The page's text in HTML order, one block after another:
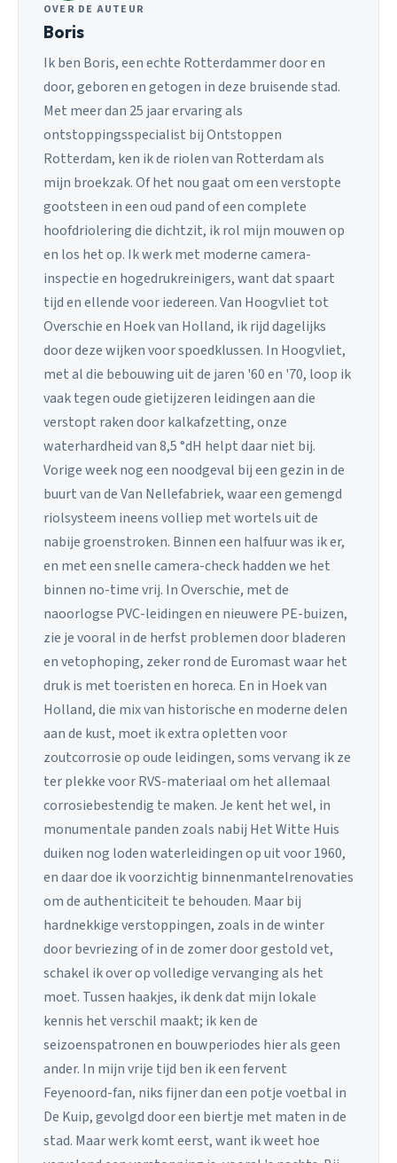
OVER DE AUTEUR
Boris
Ik ben Boris, een echte Rotterdammer door en
door, geboren en getogen in deze bruisende stad.
Met meer dan 25 jaar ervaring als
ontstoppingsspecialist bij Ontstoppen
Rotterdam, ken ik de riolen van Rotterdam als
mijn broekzak. Of het nou gaat om een verstopte
gootsteen in een oud pand of een complete
hoofdriolering die dichtzit, ik rol mijn mouwen op
en los het op. Ik werk met moderne camera-
inspectie en hogedrukreinigers, want dat spaart
tijd en ellende voor iedereen. Van Hoogvliet tot
Overschie en Hoek van Holland, ik rijd dagelijks
door deze wijken voor spoedklussen. In Hoogvliet,
met al die bebouwing uit de jaren '60 en '70, loop ik
vaak tegen oude gietijzeren leidingen aan die
verstopt raken door kalkafzetting, onze
waterhardheid van 8,5 °dH helpt daar niet bij.
Vorige week nog een noodgeval bij een gezin in de
buurt van de Van Nellefabriek, waar een gemengd
riolsysteem ineens volliep met wortels uit de
nabije groenstroken. Binnen een halfuur was ik er,
en met een snelle camera-check hadden we het
binnen no-time vrij. In Overschie, met de
naoorlogse PVC-leidingen en nieuwere PE-buizen,
zie je vooral in de herfst problemen door bladeren
en vetophoping, zeker rond de Euromast waar het
druk is met toeristen en horeca. En in Hoek van
Holland, die mix van historische en moderne delen
aan de kust, moet ik extra opletten voor
zoutcorrosie op oude leidingen, soms vervang ik ze
ter plekke voor RVS-materiaal om het allemaal
corrosiebestendig te maken. Je kent het wel, in
monumentale panden zoals nabij Het Witte Huis
duiken nog loden waterleidingen op uit voor 1960,
en daar doe ik voorzichtig binnenmantelrenovaties
om de authenticiteit te behouden. Maar bij
hardnekkige verstoppingen, zoals in de winter
door bevriezing of in de zomer door gestold vet,
schakel ik over op volledige vervanging als het
moet. Tussen haakjes, ik denk dat mijn lokale
kennis het verschil maakt; ik ken de
seizoenspatronen en bouwperiodes hier als geen
ander. In mijn vrije tijd ben ik een fervent
Feyenoord-fan, niks fijner dan een potje voetbal in
De Kuip, gevolgd door een biertje met maten in de
stad. Maar werk komt eerst, want ik weet hoe